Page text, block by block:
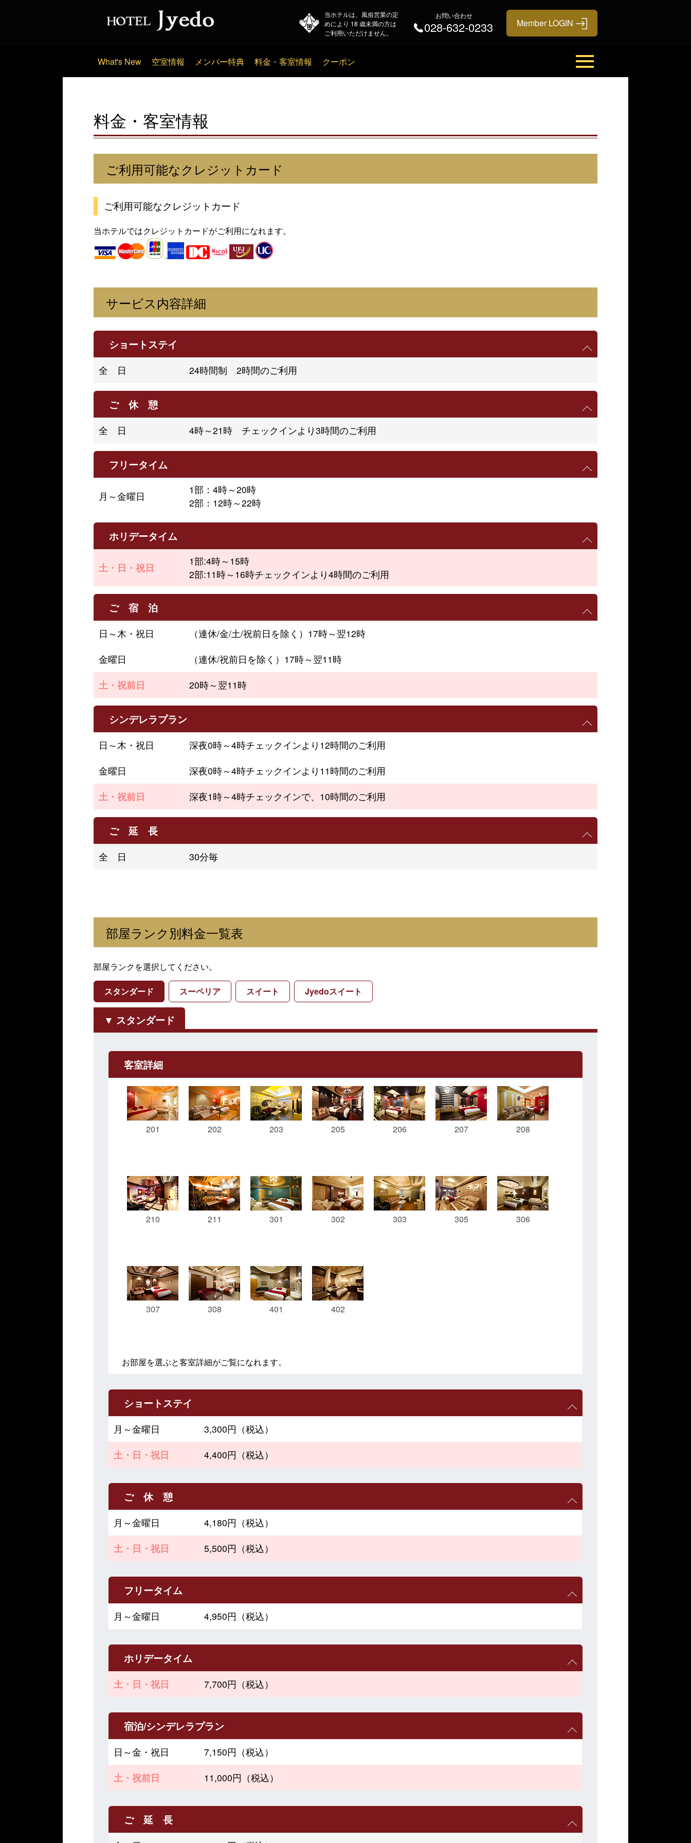
当ホテルは、風俗営業の定
めにより 18 歳未満の方は
ご利用いただけません。
お問い合わせ
028-632-0233
What's New 空室情報 メンバー特典 料金・客室情報 クーポン
料金・客室情報
ご利用可能なクレジットカード
ご利用可能なクレジットカード
当ホテルではクレジットカードがご利用になれます。
サービス内容詳細
ショートステイ
全 日 24時間制 2時間のご利用
ご 休 憩
全 日 4時～21時 チェックインより3時間のご利用
フリータイム
月～金曜日
1部：4時～20時
2部：12時～22時
ホリデータイム
土・日・祝日
1部:4時～15時
2部:11時～16時チェックインより4時間のご利用
ご 宿 泊
日～木・祝日
（連休/金/土/祝前日を除く）17時～翌12時
金曜日
（連休/祝前日を除く）17時～翌11時
土・祝前日
20時～翌11時
シンデレラプラン
日～木・祝日
深夜0時～4時チェックインより12時間のご利用
金曜日
深夜0時～4時チェックインより11時間のご利用
土・祝前日
深夜1時～4時チェックインで、10時間のご利用
ご 延 長
全 日 30分毎
部屋ランク別料金一覧表
部屋ランクを選択してください。
スタンダード スーペリア スイート Jyedoスイート
スタンダード
客室詳細
201 202 203 205 206 207 208
210 211 301 302 303 305 306
307 308 401 402
お部屋を選ぶと客室詳細がご覧になれます。
ショートステイ
月～金曜日
3,300円（税込）
土・日・祝日
4,400円（税込）
ご 休 憩
月～金曜日
4,180円（税込）
土・日・祝日
5,500円（税込）
フリータイム
月～金曜日 4,950円（税込）
ホリデータイム
土・日・祝日 7,700円（税込）
宿泊/シンデレラプラン
日～金・祝日
7,150円（税込）
土・祝前日
11,000円（税込）
ご 延 長